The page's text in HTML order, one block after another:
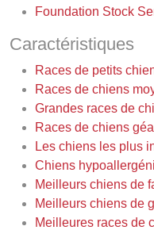
Foundation Stock
Caractéristiques
Races de petits
Races de chiens
Grandes races de
Races de chiens
Les chiens les plus
Chiens
Meilleurs chiens de
Meilleurs chiens de
Meilleures races de